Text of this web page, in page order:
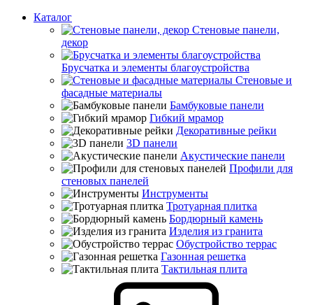
Каталог
Стеновые панели,
декор
Брусчатка и элементы благоустройства
Стеновые и
фасадные материалы
Бамбуковые панели
Гибкий мрамор
Декоративные рейки
3D панели
Акустические панели
Профили для
стеновых панелей
Инструменты
Тротуарная плитка
Бордюрный камень
Изделия из гранита
Обустройство террас
Газонная решетка
Тактильная плита